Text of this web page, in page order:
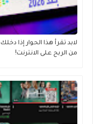
لابد تقرأ هذا الحوار إذا دخلك
من الربح على الانترنت!